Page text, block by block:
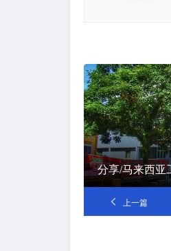
分享/马来西亚
上一篇